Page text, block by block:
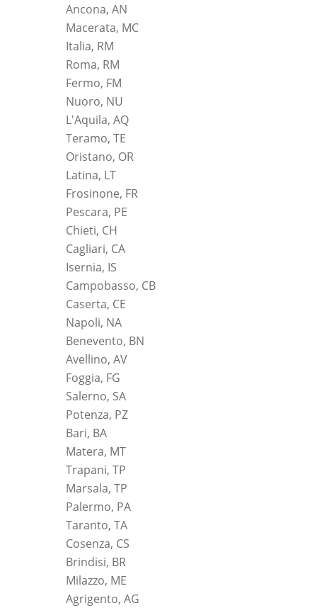
Ancona, AN
Macerata, MC
Italia, RM
Roma, RM
Fermo, FM
Nuoro, NU
L'Aquila, AQ
Teramo, TE
Oristano, OR
Latina, LT
Frosinone, FR
Pescara, PE
Chieti, CH
Cagliari, CA
Isernia, IS
Campobasso, CB
Caserta, CE
Napoli, NA
Benevento, BN
Avellino, AV
Foggia, FG
Salerno, SA
Potenza, PZ
Bari, BA
Matera, MT
Trapani, TP
Marsala, TP
Palermo, PA
Taranto, TA
Cosenza, CS
Brindisi, BR
Milazzo, ME
Agrigento, AG